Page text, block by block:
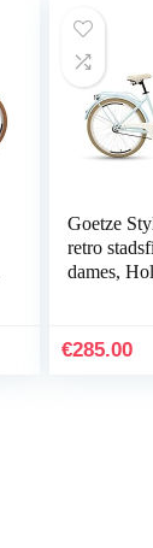
Goetze
retro
dames,
zonder…
€285.00